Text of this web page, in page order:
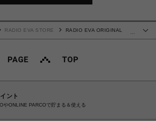
RADIO EVA STORE
RADIO EVA ORIGINAL
ント
やONLINE PARCOで貯まる＆使える